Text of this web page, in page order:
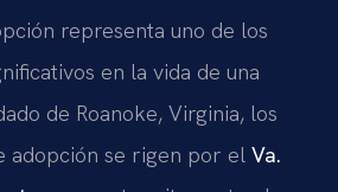
representa uno de los
en la vida de una
de Roanoke, Virginia, los
adopción se rigen por el Va.